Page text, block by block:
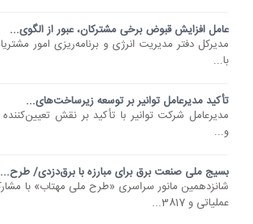
عامل افزایش قبوض برخی مشترکان، عبور از الگوی...
مدیرکل دفتر مدیریت انرژی و برنامه‌ریزی امور
با...
تأکید مدیرعامل توانیر بر توسعه زیرساخت‌های...
مدیرعامل شرکت توانیر با تأکید بر نقش تعیین‌کننده
و...
بسیج ملی صنعت برق برای مبارزه با برق‌دزدی/ طرح...
عملیاتی و 3817...